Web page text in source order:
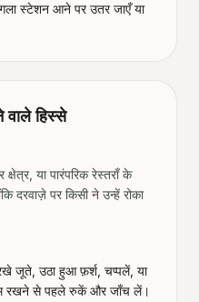
स्टेशन आने पर उतर जाएँ या
वाले हिस्से
क्षेत्र, या पारंपरिक रेस्तराँ के
दरवाज़े पर किसी ने उन्हें रोका
जूते, उठा हुआ फ़र्श, चप्पलें, या
रखने से पहले रुकें और जाँच लें।